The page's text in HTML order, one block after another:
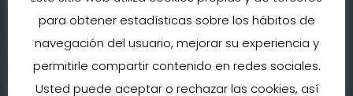
para obtener estadísticas sobre los hábitos de
navegación del usuario, mejorar su experiencia y
permitirle compartir contenido en redes sociales.
Usted puede aceptar o rechazar las cookies, así